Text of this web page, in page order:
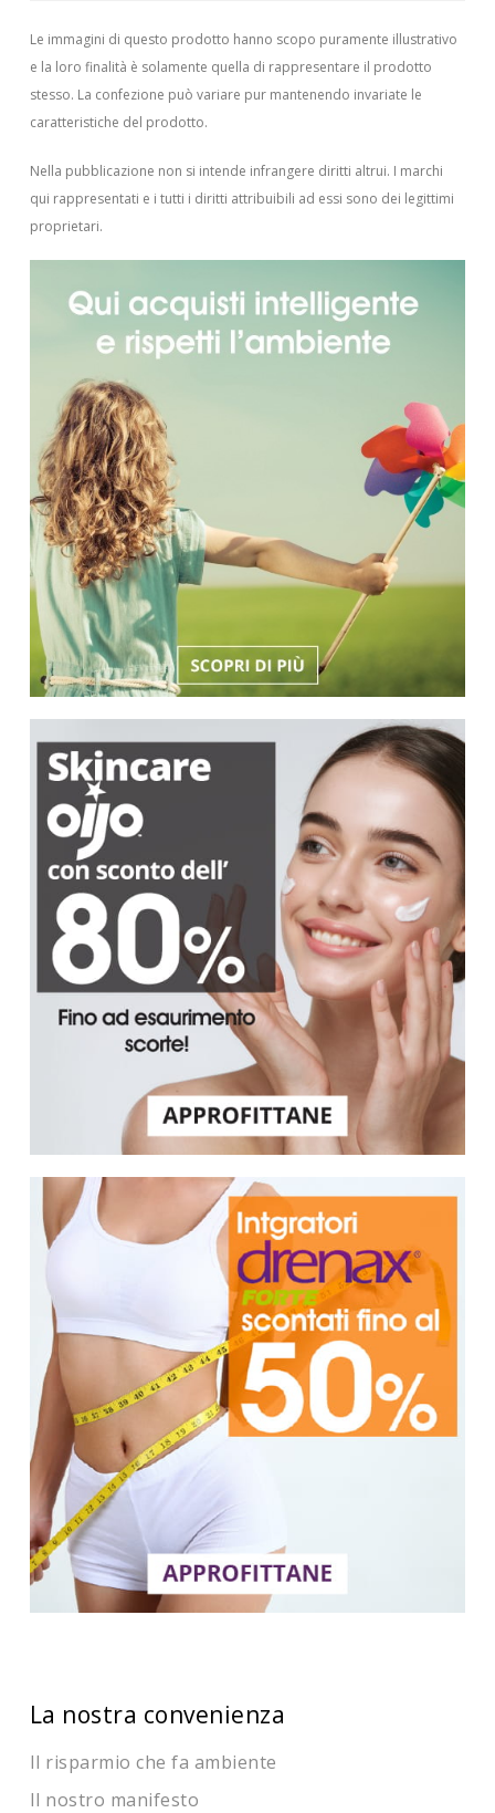
Le immagini di questo prodotto hanno scopo puramente illustrativo
e la loro finalità è solamente quella di rappresentare il prodotto
stesso. La confezione può variare pur mantenendo invariate le
caratteristiche del prodotto.
Nella pubblicazione non si intende infrangere diritti altrui. I marchi
qui rappresentati e i tutti i diritti attribuibili ad essi sono dei legittimi
proprietari.
La nostra convenienza
Il risparmio che fa ambiente
Il nostro manifesto